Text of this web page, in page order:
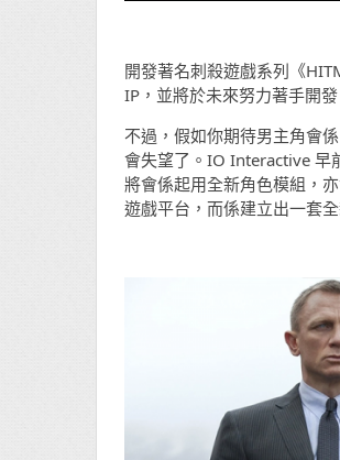
開發著名刺殺遊戲系列《
IP，並將於未來努力著手開
不過，假如你期待男主角會
會失望了。IO Interactive 早
將會係起用全新角色模組，
遊戲平台，而係建立出一套